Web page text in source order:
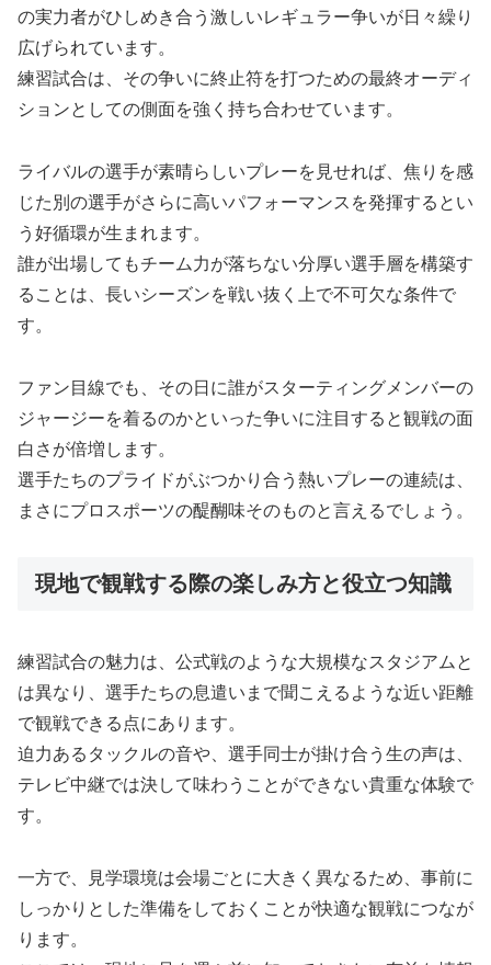
の実力者がひしめき合う激しいレギュラー争いが日々繰り
広げられています。
練習試合は、その争いに終止符を打つための最終オーディ
ションとしての側面を強く持ち合わせています。
ライバルの選手が素晴らしいプレーを見せれば、焦りを感
じた別の選手がさらに高いパフォーマンスを発揮するとい
う好循環が生まれます。
誰が出場してもチーム力が落ちない分厚い選手層を構築す
ることは、長いシーズンを戦い抜く上で不可欠な条件で
す。
ファン目線でも、その日に誰がスターティングメンバーの
ジャージーを着るのかといった争いに注目すると観戦の面
白さが倍増します。
選手たちのプライドがぶつかり合う熱いプレーの連続は、
まさにプロスポーツの醍醐味そのものと言えるでしょう。
現地で観戦する際の楽しみ方と役立つ知識
練習試合の魅力は、公式戦のような大規模なスタジアムと
は異なり、選手たちの息遣いまで聞こえるような近い距離
で観戦できる点にあります。
迫力あるタックルの音や、選手同士が掛け合う生の声は、
テレビ中継では決して味わうことができない貴重な体験で
す。
一方で、見学環境は会場ごとに大きく異なるため、事前に
しっかりとした準備をしておくことが快適な観戦につなが
ります。